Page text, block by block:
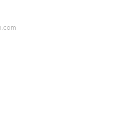
关键路径法优化项目计划，推动负责项目
段交付物核对清单》被团队采纳为标准模